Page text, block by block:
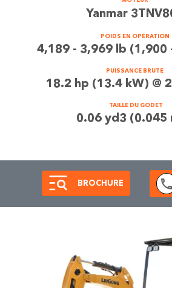
Yanmar
POIDS EN OPÉRATION
4,189 - 3,969 lb (1,900
PUISSANCE BRUTE
18.2 hp (13.4 kW) @
TAILLE DU GODET
0.06 yd3 (0.045
BROCHURE